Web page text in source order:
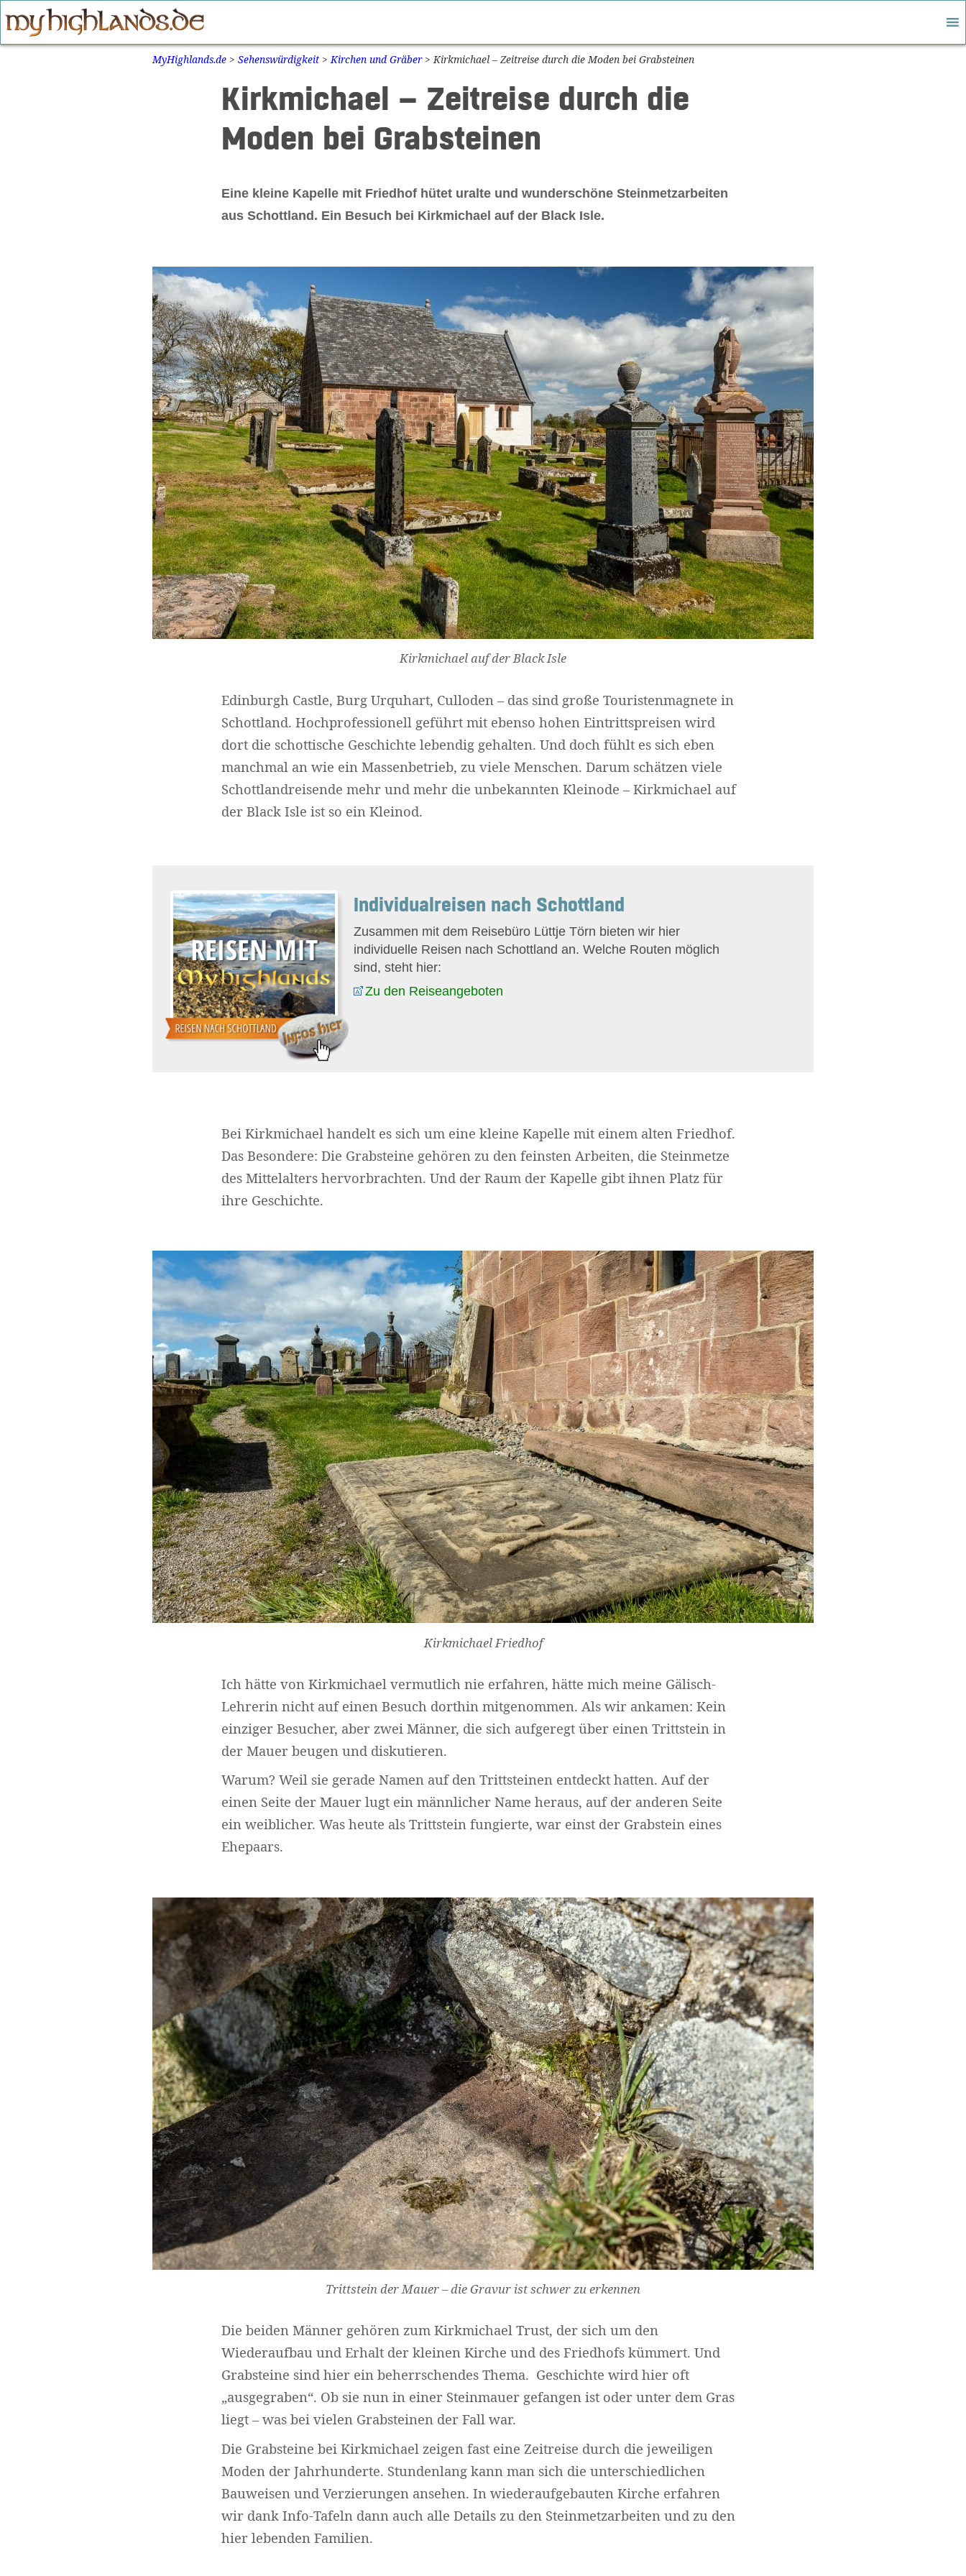
Zum
Inhalt
MyHighlands.de > Sehenswürdigkeit >Kirchen und Gräber >Kirkmichael – Zeitreise durch die Moden bei Grabsteinen
Kirkmichael – Zeitreise durch die
Moden bei Grabsteinen
Eine kleine Kapelle mit Friedhof hütet uralte und wunderschöne Steinmetzarbeiten
aus Schottland. Ein Besuch bei Kirkmichael auf der Black Isle.
Kirkmichael auf der Black Isle
Edinburgh Castle, Burg Urquhart, Culloden – das sind große Touristenmagnete in
Schottland. Hochprofessionell geführt mit ebenso hohen Eintrittspreisen wird
dort die schottische Geschichte lebendig gehalten. Und doch fühlt es sich eben
manchmal an wie ein Massenbetrieb, zu viele Menschen. Darum schätzen viele
Schottlandreisende mehr und mehr die unbekannten Kleinode – Kirkmichael auf
der Black Isle ist so ein Kleinod.
Individualreisen nach Schottland
Zusammen mit dem Reisebüro Lüttje Törn bieten wir hier
individuelle Reisen nach Schottland an. Welche Routen möglich
sind, steht hier:
Zu den Reiseangeboten
Bei Kirkmichael handelt es sich um eine kleine Kapelle mit einem alten Friedhof.
Das Besondere: Die Grabsteine gehören zu den feinsten Arbeiten, die Steinmetze
des Mittelalters hervorbrachten. Und der Raum der Kapelle gibt ihnen Platz für
ihre Geschichte.
Kirkmichael Friedhof
Ich hätte von Kirkmichael vermutlich nie erfahren, hätte mich meine Gälisch-
Lehrerin nicht auf einen Besuch dorthin mitgenommen. Als wir ankamen: Kein
einziger Besucher, aber zwei Männer, die sich aufgeregt über einen Trittstein in
der Mauer beugen und diskutieren.
Warum? Weil sie gerade Namen auf den Trittsteinen entdeckt hatten. Auf der
einen Seite der Mauer lugt ein männlicher Name heraus, auf der anderen Seite
ein weiblicher. Was heute als Trittstein fungierte, war einst der Grabstein eines
Ehepaars.
Trittstein der Mauer – die Gravur ist schwer zu erkennen
Die beiden Männer gehören zum Kirkmichael Trust, der sich um den
Wiederaufbau und Erhalt der kleinen Kirche und des Friedhofs kümmert. Und
Grabsteine sind hier ein beherrschendes Thema. Geschichte wird hier oft
„ausgegraben“. Ob sie nun in einer Steinmauer gefangen ist oder unter dem Gras
liegt – was bei vielen Grabsteinen der Fall war.
Die Grabsteine bei Kirkmichael zeigen fast eine Zeitreise durch die jeweiligen
Moden der Jahrhunderte. Stundenlang kann man sich die unterschiedlichen
Bauweisen und Verzierungen ansehen. In wiederaufgebauten Kirche erfahren
wir dank Info-Tafeln dann auch alle Details zu den Steinmetzarbeiten und zu den
hier lebenden Familien.
Widerrufsformular
Widerruf bestätigen